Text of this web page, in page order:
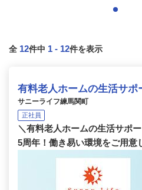
全 12件中 1 - 12件を表示
有料老人ホームの生活サポ
サニーライフ練馬関町
正社員
＼有料老人ホームの生活サポ
5周年！働き易い環境をご用意